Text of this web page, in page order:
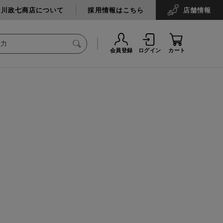
政七商店について 採用情報はこちら 店舗情報
会員登録 ログイン カート